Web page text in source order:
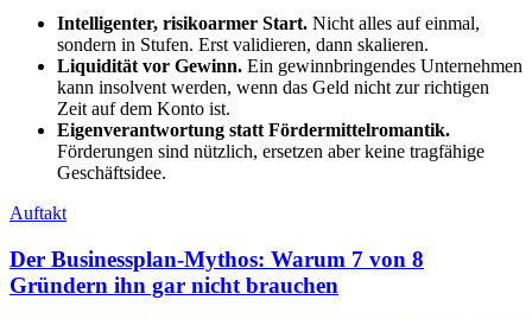
Intelligenter, risikoarmer Start. Nicht alles auf einmal,
sondern in Stufen. Erst validieren, dann skalieren.
Liquidität vor Gewinn. Ein gewinnbringendes Unternehmen
kann insolvent werden, wenn das Geld nicht zur richtigen
Zeit auf dem Konto ist.
Eigenverantwortung statt Fördermittelromantik.
Förderungen sind nützlich, ersetzen aber keine tragfähige
Geschäftsidee.
Auftakt
Der Businessplan-Mythos: Warum 7 von 8
Gründern ihn gar nicht brauchen